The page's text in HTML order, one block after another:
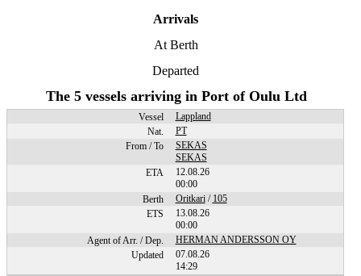
Arrivals
At Berth
Departed
The 5 vessels arriving in Port of Oulu Ltd
Lappland
PT
SEKAS
SEKAS
12.08.26
00:00
Oritkari/ 105
13.08.26
00:00
HERMAN ANDERSSON OY
07.08.26
14:29